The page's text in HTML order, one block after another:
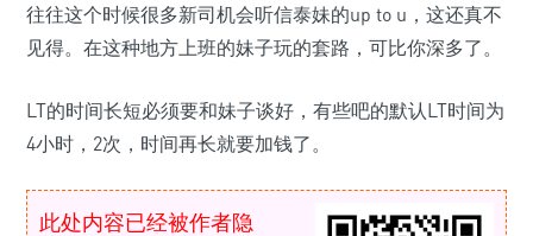
往往这个时候很多新司机会听信泰妹的up to u，这还真不
见得。在这种地方上班的妹子玩的套路，可比你深多了。
LT的时间长短必须要和妹子谈好，有些吧的默认LT时间为
4小时，2次，时间再长就要加钱了。
此处内容已经被作者隐